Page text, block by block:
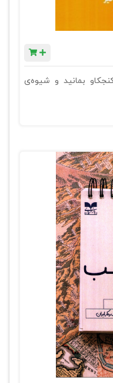
بمانید و شیوه‌ی